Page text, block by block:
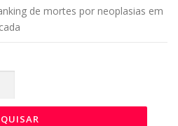
de mortes por neoplasias em